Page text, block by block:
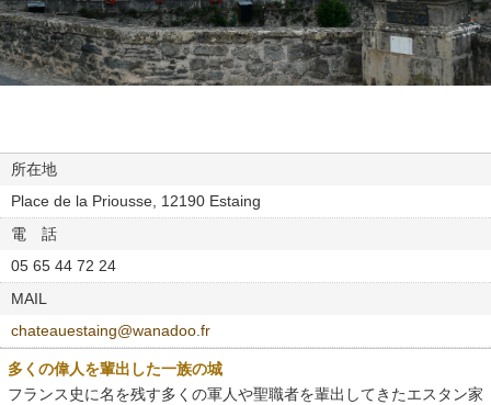
所在地
Place de la Priousse, 12190 Estaing
電 話
05 65 44 72 24
MAIL
chateauestaing@wanadoo.fr
多くの偉人を輩出した一族の城
フランス史に名を残す多くの軍人や聖職者を輩出してきたエスタン家